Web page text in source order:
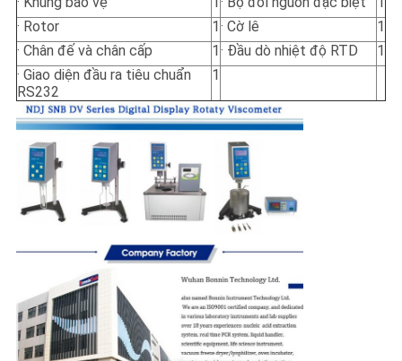
· Rotor
1 · Cờ lê
1
· Chân đế và chân cấp
1 · Đầu dò nhiệt độ RTD
1
· Giao diện đầu ra tiêu chuẩn
RS232
1